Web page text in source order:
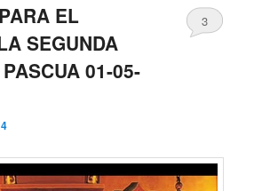
EL
SEGUNDA
01-05-
3